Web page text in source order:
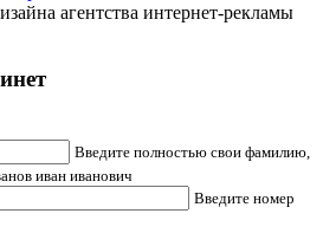
агентства интернет-рекламы
Введите полностью свои фамилию,
иван иванович
Введите номер